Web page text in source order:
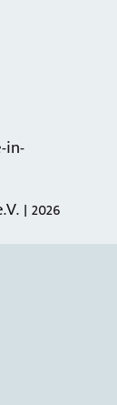
in-
| 2026